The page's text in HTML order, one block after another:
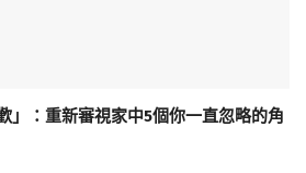
」：重新審視家中5個你一直忽略的角